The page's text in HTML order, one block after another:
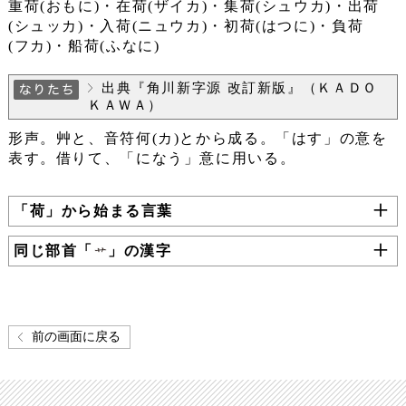
重荷(おもに)・在荷(ザイカ)・集荷(シュウカ)・出荷
(シュッカ)・入荷(ニュウカ)・初荷(はつに)・負荷
(フカ)・船荷(ふなに)
出典『角川新字源 改訂新版』（ＫＡＤＯ
ＫＡＷＡ）
形声。艸と、音符何(カ)とから成る。「はす」の意を
表す。借りて、「になう」意に用いる。
「荷」から始まる言葉
同じ部首「 」の漢字
前の画面に戻る